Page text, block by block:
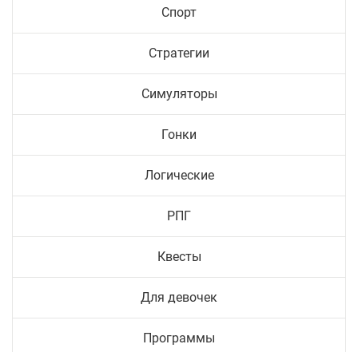
Спорт
Стратегии
Симуляторы
Гонки
Логические
РПГ
Квесты
Для девочек
Программы